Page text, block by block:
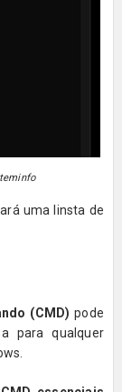
uma linsta de
(CMD) pode
para qualquer